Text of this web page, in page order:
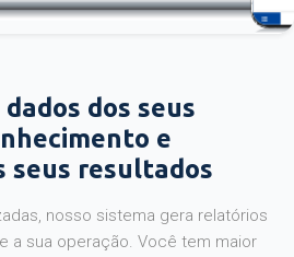
dos seus
e
seus resultados
nosso sistema gera relatórios
a sua operação. Você tem maior